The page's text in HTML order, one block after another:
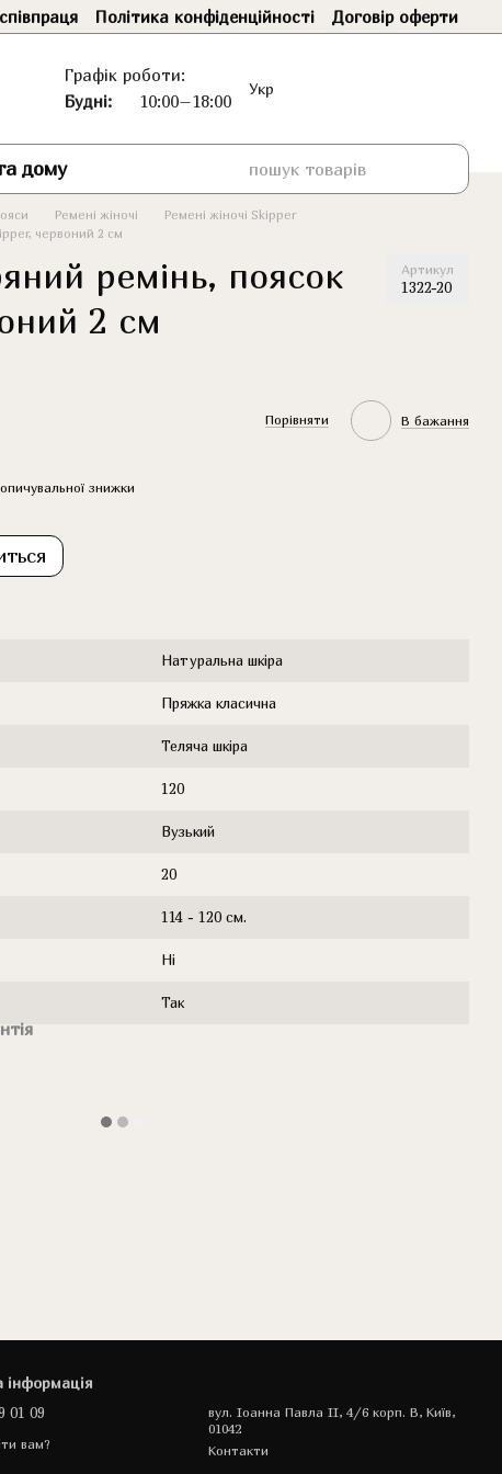
Політика конфіденційності Договір оферти
Графік роботи:
Будні:
10:00–18:00
Укр
дому
Ремені жіночі
Ремені жіночі Skipper
червоний 2 см
ремінь, поясок
2 см
Артикул
1322-20
Порівняти В бажання
знижки
Натуральна шкіра
Пряжка класична
Теляча шкіра
120
Вузький
20
114 - 120 см.
Ні
Так
інформація
01 09
вам?
вул. Іоанна Павла II, 4/6 корп. В, Київ,
01042
Контакти